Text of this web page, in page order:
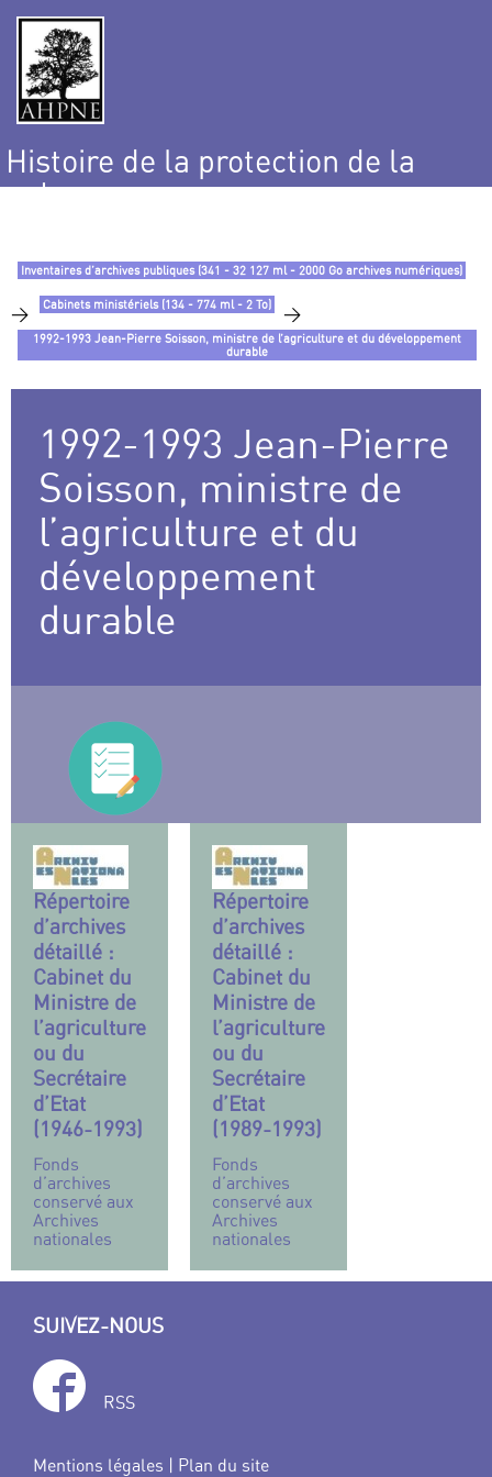
Histoire de la protection de la
nature
Inventaires d’archives publiques (341 - 32 127 ml - 2000 Go archives numériques)
> Cabinets ministériels (134 - 774 ml - 2 To) >
1992-1993 Jean-Pierre Soisson, ministre de l’agriculture et du développement
durable
1992-1993 Jean-Pierre
Soisson, ministre de
l’agriculture et du
développement
durable
Répertoire
d’archives
détaillé :
Cabinet du
Ministre de
l’agriculture
ou du
Secrétaire
d’Etat
(1946-1993)
Fonds
d’archives
conservé aux
Archives
nationales
Répertoire
d’archives
détaillé :
Cabinet du
Ministre de
l’agriculture
ou du
Secrétaire
d’Etat
(1989-1993)
Fonds
d’archives
conservé aux
Archives
nationales
SUIVEZ-NOUS
RSS
Mentions légales | Plan du site